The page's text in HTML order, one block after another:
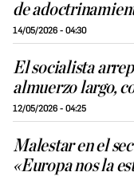
de
14/05/2026 - 04:30
El socialista
almuerzo largo,
12/05/2026 - 04:25
Malestar en el
«Europa nos la